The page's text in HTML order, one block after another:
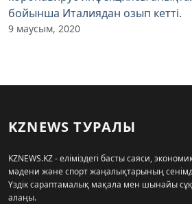
бойынша Италиядан озып кетті.
9 маусым, 2020
KZNEWS ТУРАЛЫ
KZNEWS.KZ - еліміздегі басты саяси,
мәдени және спорт жаңалықтарының
Үздік сараптамалық мақала мен шынайы
алаңы.